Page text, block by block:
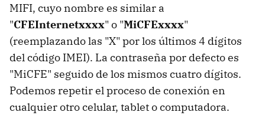
MIFI, cuyo nombre es similar a
"CFEInternetxxxx" o "MiCFExxxx"
(reemplazando las "X" por los últimos 4 dígitos
del código IMEI). La contraseña por defecto es
"MiCFE" seguido de los mismos cuatro dígitos.
Podemos repetir el proceso de conexión en
cualquier otro celular, tablet o computadora.